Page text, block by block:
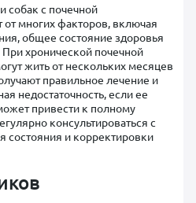
собак с почечной
от многих факторов, включая
общее состояние здоровья
При хронической почечной
жить от нескольких месяцев
правильное лечение и
недостаточность, если ее
привести к полному
консультироваться с
состояния и корректировки